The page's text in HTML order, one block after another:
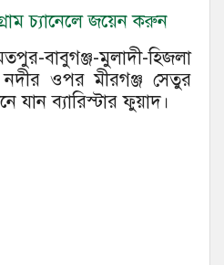
চ্যানেলে জয়েন করুন
বাবুগঞ্জ-মুলাদী-হিজলা
ওপর মীরগঞ্জ সেতুর
যান ব্যারিস্টার ফুয়াদ।